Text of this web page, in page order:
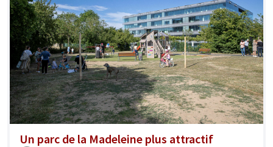
Un parc de la Madeleine plus attractif